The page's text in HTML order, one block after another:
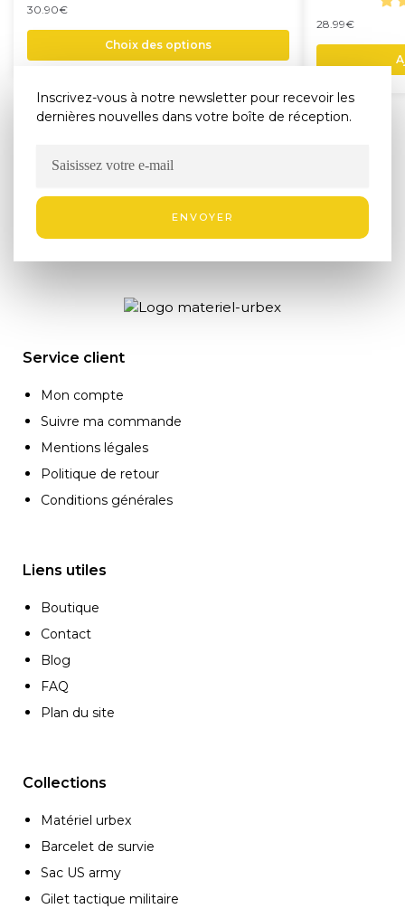
30.90€
Choix des options
28.99€
Inscrivez-vous à notre newsletter pour recevoir les
dernières nouvelles dans votre boîte de réception.
ENVOYER
Service client
Mon compte
Suivre ma commande
Mentions légales
Politique de retour
Conditions générales
Liens utiles
Boutique
Contact
Blog
FAQ
Plan du site
Collections
Matériel urbex
Barcelet de survie
Sac US army
Gilet tactique militaire